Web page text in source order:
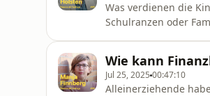
Was verdienen die
Schulranzen oder
Wie kann
Jul 25, 2025 00:47:10
Alleinerziehende